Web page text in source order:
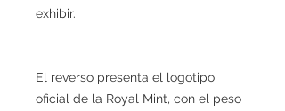
exhibir.
El reverso presenta el logotipo
oficial de la Royal Mint, con el peso